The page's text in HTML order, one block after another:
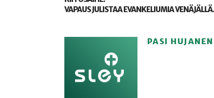
VAPAUS JULISTAA EVANKELIUMIA VENÄJÄLLÄ.
PASI HUJANEN